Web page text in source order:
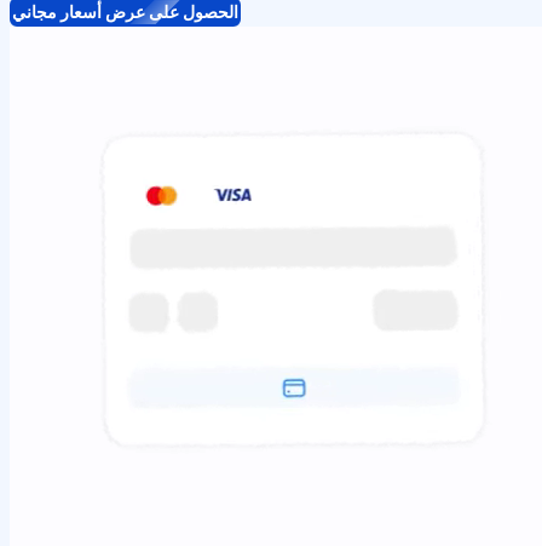
الحصول على عرض أسعار مجاني